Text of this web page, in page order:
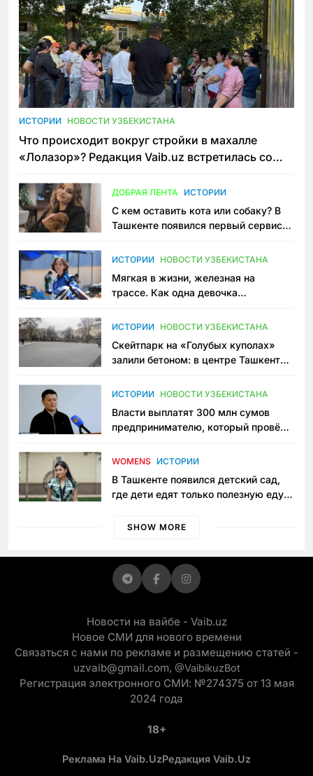
ИСТОРИИ НОВОСТИ УЗБЕКИСТАНА
Что происходит вокруг стройки в махалле
«Лолазор»? Редакция Vaib.uz встретилась со
ДОБРАЯ ЛЕНТА ИСТОРИИ
С кем оставить кота или собаку? В
Ташкенте появился первый сервис
ИСТОРИИ НОВОСТИ УЗБЕКИСТАНА
Мягкая в жизни, железная на
трассе. Как одна девочка
Узбекистане
ИСТОРИИ НОВОСТИ УЗБЕКИСТАНА
Скейтпарк на «Голубых куполах»
залили бетоном: в центре Ташкента
пространство
ИСТОРИИ НОВОСТИ УЗБЕКИСТАНА
Власти выплатят 300 млн сумов
предпринимателю, который провёл
приговору
WOMENS ИСТОРИИ
В Ташкенте появился детский сад,
где дети едят только полезную еду.
просить «кашу без сахара»
SHOW MORE
Новости на вайбе - Vaib.uz
Новое СМИ для нового времени
Связаться с нами по рекламе и размещению статей -
uzvaib@gmail.com, @VaibikuzBot
Регистрация электронного СМИ: №274375 от 13 мая
2024 года
18+
Реклама На Vaib.uzРедакция Vaib.uz